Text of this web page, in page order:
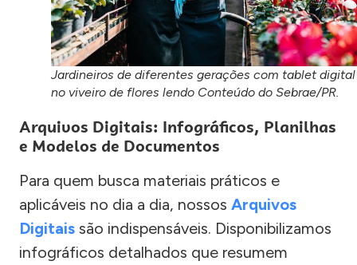
Jardineiros de diferentes gerações com tablet digital
no viveiro de flores lendo Conteúdo do Sebrae/PR.
Arquivos Digitais: Infográficos, Planilhas
e Modelos de Documentos
Para quem busca materiais práticos e
aplicáveis no dia a dia, nossos Arquivos
Digitais são indispensáveis. Disponibilizamos
infográficos detalhados que resumem